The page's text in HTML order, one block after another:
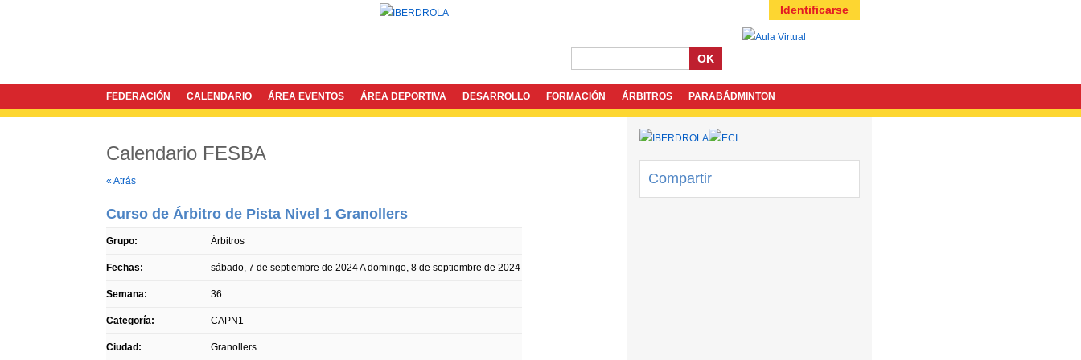
Identificarse
OK
FEDERACIÓN CALENDARIO ÁREA EVENTOS ÁREA DEPORTIVA DESARROLLO FORMACIÓN ÁRBITROS PARABÁDMINTON
Calendario FESBA
« Atrás
Curso de Árbitro de Pista Nivel 1 Granollers
Grupo: Árbitros
Fechas: sábado, 7 de septiembre de 2024Adomingo, 8 de septiembre de 2024
Semana: 36
Categoría: CAPN1
Ciudad: Granollers
Compartir